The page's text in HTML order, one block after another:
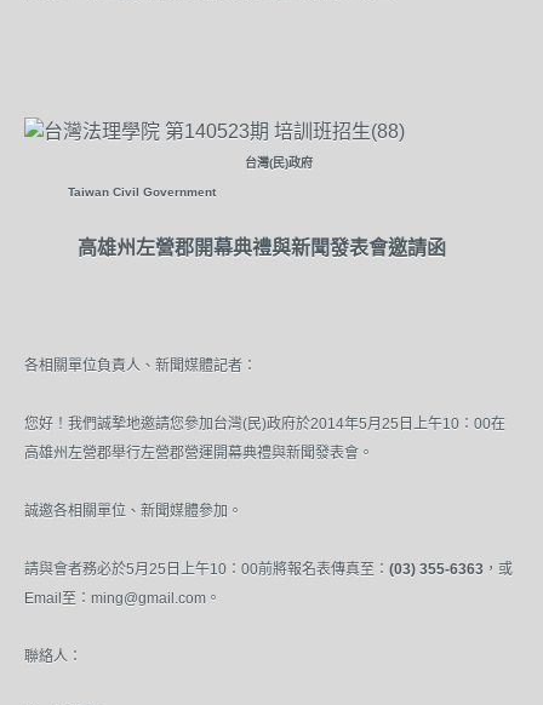
台灣(民)政府
Taiwan Civil Government
高雄州 左營郡開幕典禮與新聞發表會邀請函
各相關單位負責人 、新聞媒體記者：
您好！ 我們誠摯地邀請您參加台灣(民)政府於2014年5月25日上午10：00在
高雄州左營郡舉行左營郡營運 開幕典禮與新聞發表會。
誠邀各相關單位、新聞媒體參加。
請與會者務必於5月25日上午10：00前將報名表傳真至： (03) 355-6363 ，或
Email至：ming@gmail.com。
聯絡人：